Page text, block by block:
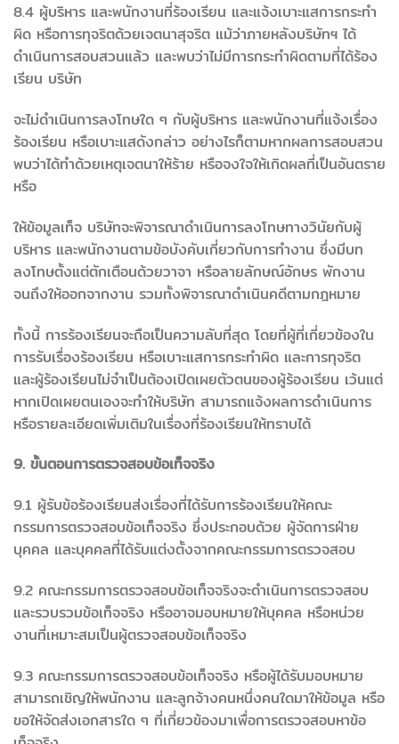
8.4 ผู้บริหาร และพนักงานที่ร้องเรียน และแจ้งเบาะแสการกระทำ
ผิด หรือการทุจริตด้วยเจตนาสุจริต แม้ว่าภายหลังบริษัทฯ ได้
ดำเนินการสอบสวนแล้ว และพบว่าไม่มีการกระทำผิดตามที่ได้ร้อง
เรียน บริษัท
จะไม่ดำเนินการลงโทษใด ๆ กับผู้บริหาร และพนักงานที่แจ้งเรื่อง
ร้องเรียน หรือเบาะแสดังกล่าว อย่างไรก็ตามหากผลการสอบสวน
พบว่าได้ทำด้วยเหตุเจตนาให้ร้าย หรือจงใจให้เกิดผลที่เป็นอันตราย
หรือ
ให้ข้อมูลเท็จ บริษัทจะพิจารณาดำเนินการลงโทษทางวินัยกับผู้
บริหาร และพนักงานตามข้อบังคับเกี่ยวกับการทำงาน ซึ่งมีบท
ลงโทษตั้งแต่ตักเตือนด้วยวาจา หรือลายลักษณ์อักษร พักงาน
จนถึงให้ออกจากงาน รวมทั้งพิจารณาดำเนินคดีตามกฎหมาย
ทั้งนี้ การร้องเรียนจะถือเป็นความลับที่สุด โดยที่ผู้ที่เกี่ยวข้องใน
การรับเรื่องร้องเรียน หรือเบาะแสการกระทำผิด และการทุจริต
และผู้ร้องเรียนไม่จําเป็นต้องเปิดเผยตัวตนของผู้ร้องเรียน เว้นแต่
หากเปิดเผยตนเองจะทําให้บริษัท สามารถแจ้งผลการดําเนินการ
หรือรายละเอียดเพิ่มเติมในเรื่องที่ร้องเรียนให้ทราบได้
9. ขั้นตอนการตรวจสอบข้อเท็จจริง
9.1 ผู้รับข้อร้องเรียนส่งเรื่องที่ได้รับการร้องเรียนให้คณะ
กรรมการตรวจสอบข้อเท็จจริง ซึ่งประกอบด้วย ผู้จัดการฝ่าย
บุคคล และบุคคลที่ได้รับแต่งตั้งจากคณะกรรมการตรวจสอบ
9.2 คณะกรรมการตรวจสอบข้อเท็จจริงจะดำเนินการตรวจสอบ
และรวบรวมข้อเท็จจริง หรืออาจมอบหมายให้บุคคล หรือหน่วย
งานที่เหมาะสมเป็นผู้ตรวจสอบข้อเท็จจริง
9.3 คณะกรรมการตรวจสอบข้อเท็จจริง หรือผู้ได้รับมอบหมาย
สามารถเชิญให้พนักงาน และลูกจ้างคนหนึ่งคนใดมาให้ข้อมูล หรือ
ขอให้จัดส่งเอกสารใด ๆ ที่เกี่ยวข้องมาเพื่อการตรวจสอบหาข้อ